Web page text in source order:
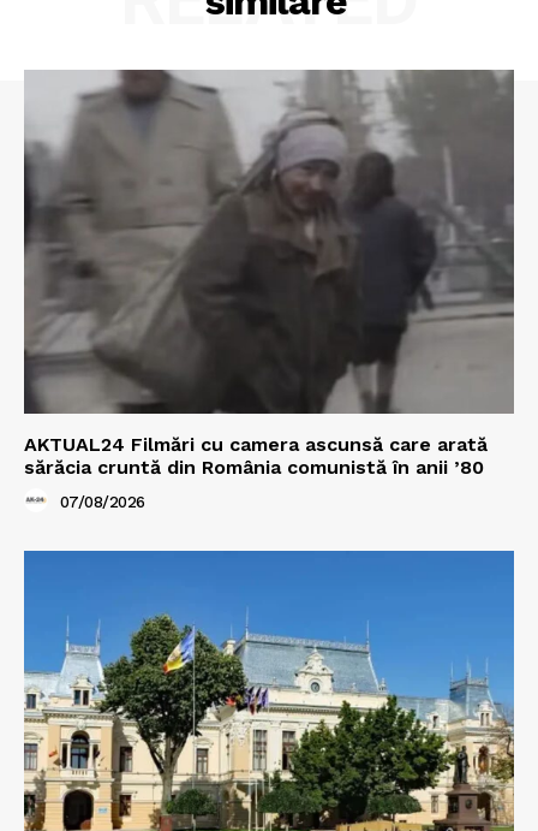
AKTUAL24 Filmări cu camera ascunsă care arată
sărăcia cruntă din România comunistă în anii ’80
07/08/2026